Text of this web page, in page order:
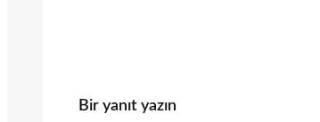
Bir yanıt yazın